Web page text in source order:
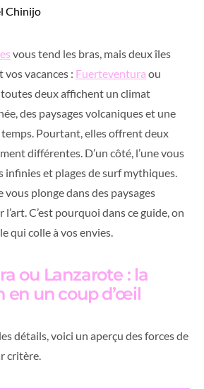
Chinijo
vous tend les bras, mais deux îles
vacances : Fuerteventura ou
toutes deux affichent un climat
des paysages volcaniques et une
Pourtant, elles offrent deux
différentes. D’un côté, l’une vous
infinies et plages de surf mythiques.
vous plonge dans des paysages
C’est pourquoi dans ce guide, on
qui colle à vos envies.
ou Lanzarote : la
en un coup d’œil
détails, voici un aperçu des forces de
critère.